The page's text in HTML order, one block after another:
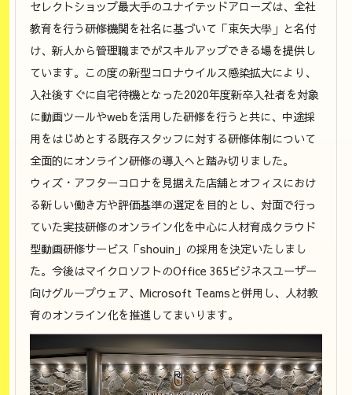
セレクトショップ最大手のユナイテッドアローズは、全社
教育を行う研修機関を社名に基づいて「束矢大學」と名付
け、新人から管理職までがスキルアップできる場を提供し
ています。この度の新型コロナウイルス感染拡大により、
入社後すぐに自宅待機となった2020年度新卒入社者を対象
に動画ツールやwebを活用した研修を行うと共に、中途採
用をはじめとする既存スタッフに対する研修体制について
全面的にオンライン研修の導入へと踏み切りました。
ウィズ・アフターコロナを見据えた店舗とオフィスにおけ
る新しい働き方や評価基準の選定を目的とし、対面で行っ
ていた実技研修のオンライン化を中心に人材育成クラウド
型動画研修サービス「shouin」の採用を決定いたしまし
た。今後はマイクロソフトのOffice 365ビジネスユーザー
向けグループウェア、Microsoft Teamsと併用し、人材教
育のオンライン化を推進してまいります。